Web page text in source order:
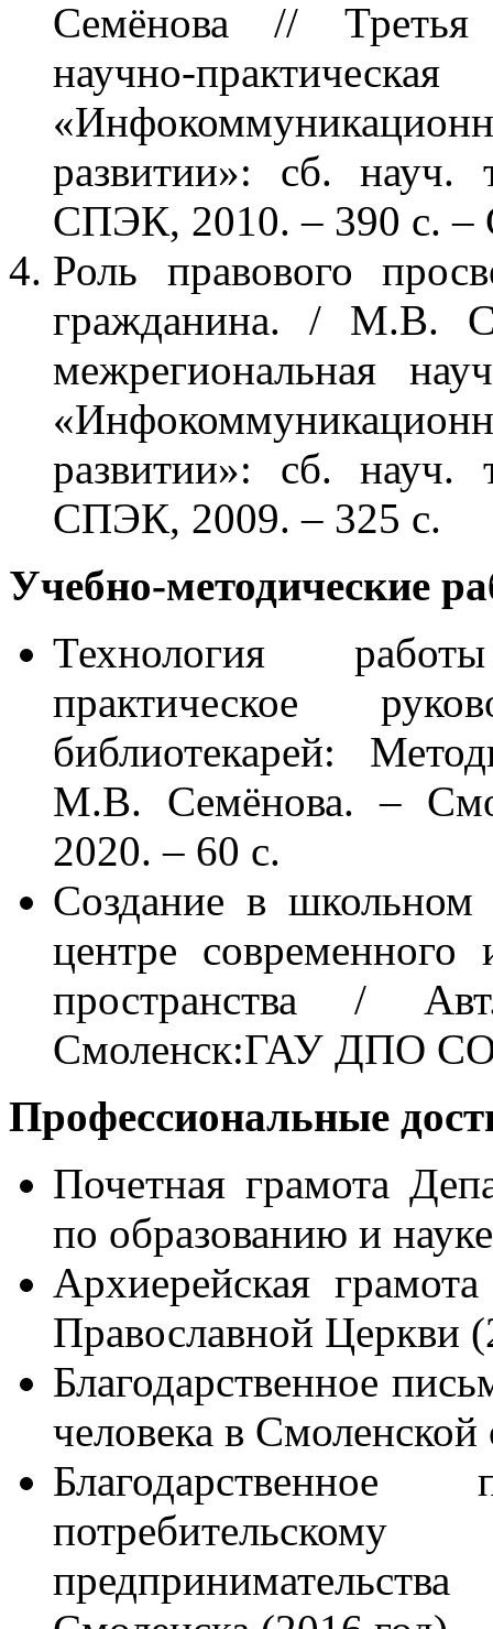
Семёнова // Третья
научно-
развитии»: сб.
СПЭК, 2010. – 390 с. –
Роль правового
гражданина. / М.В.
межрегиональная
развитии»: сб.
СПЭК, 2009. – 325 с.
Учебно-методические
Технология
практическое
библиотекарей:
М.В. Семёнова. –
2020. – 60 с.
Создание в школьном
центре современного
пространства /
Смоленск:ГАУ ДПО
Профессиональные
Почетная грамота
по образованию и
Архиерейская
Православной Церкви
Благодарственное
человека в